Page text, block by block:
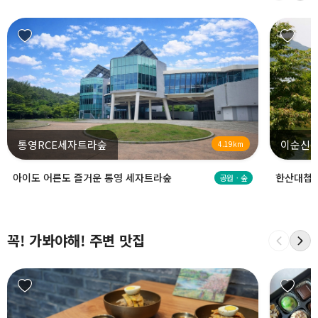
통영RCE세자트라숲 4.19km
아이도 어른도 즐거운 통영 세자트라숲 공원ㆍ숲
이순신
한산대첩
꼭! 가봐야해! 주변 맛집